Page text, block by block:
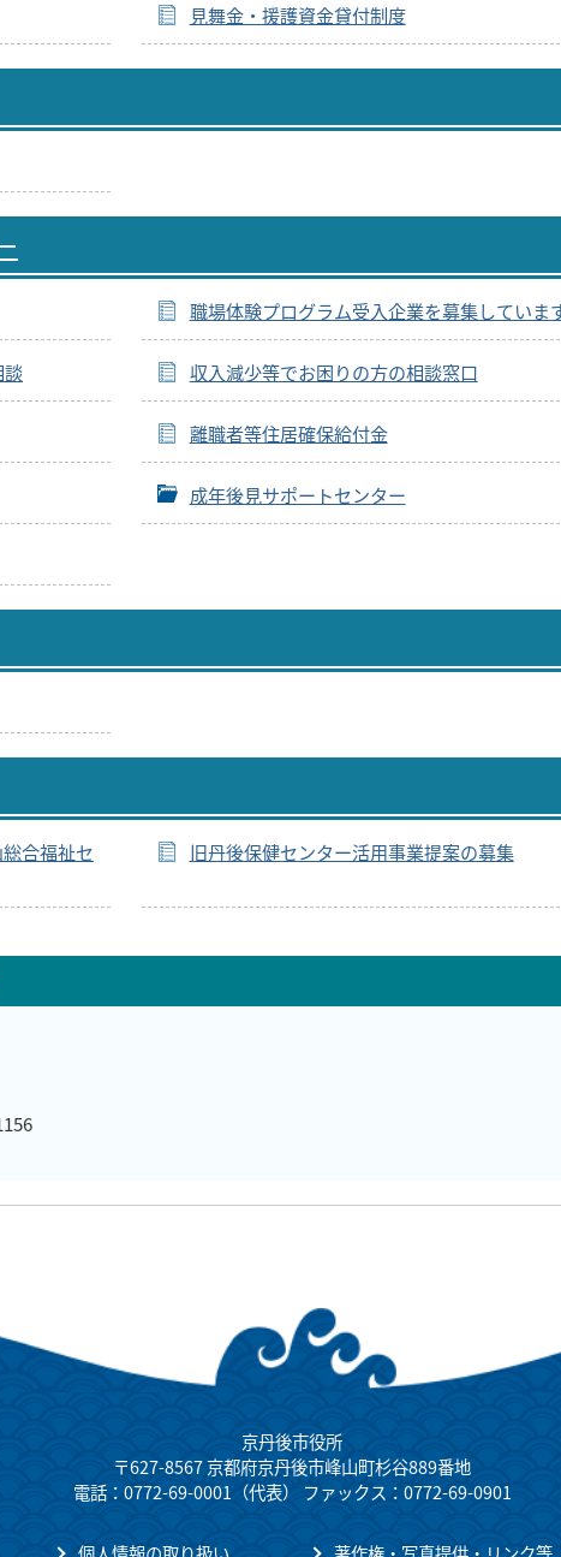
見舞金・援護資金貸付制度
職場体験プログラム受入企業を募集していま
談 収入減少等でお困りの方の相談窓口
離職者等住居確保給付金
成年後見サポートセンター
合福祉セ
旧丹後保健センター活用事業提案の募集
京丹後市役所
〒627-8567 京都府京丹後市峰山町杉谷889番地
電話：0772-69-0001（代表） ファックス：0772-69-0901